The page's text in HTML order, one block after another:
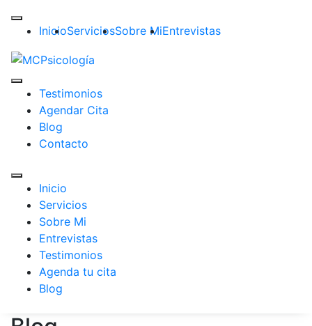
InicioServiciosSobre MiEntrevistas
Testimonios
Agendar Cita
Blog
Contacto
Inicio
Servicios
Sobre Mi
Entrevistas
Testimonios
Agenda tu cita
Blog